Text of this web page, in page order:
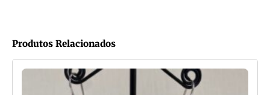
Produtos Relacionados